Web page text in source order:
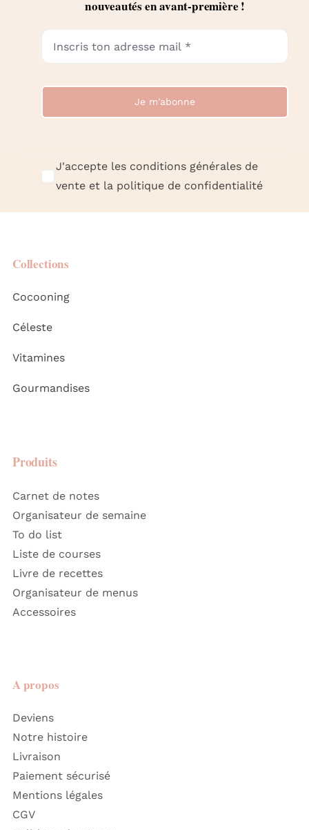
nouveautés en avant-première !
Je m'abonne
J'accepte les conditions générales de
vente et la politique de confidentialité
Collections
Cocooning
Céleste
Vitamines
Gourmandises
Produits
Carnet de notes
Organisateur de semaine
To do list
Liste de courses
Livre de recettes
Organisateur de menus
Accessoires
A propos
Deviens
Notre histoire
Livraison
Paiement sécurisé
Mentions légales
CGV